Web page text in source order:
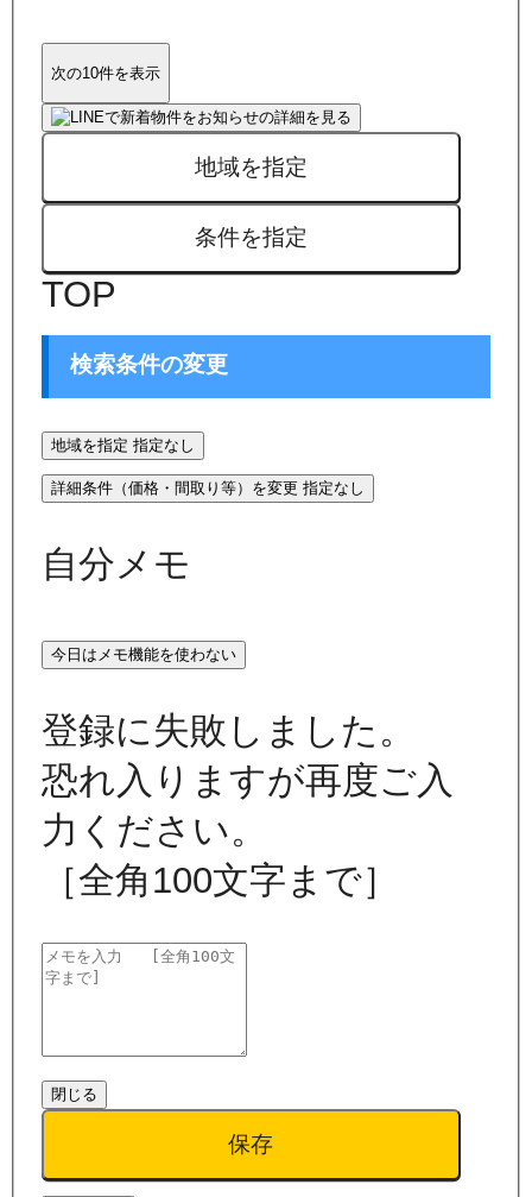
次の10件を表示
地域を指定
条件を指定
TOP
検索条件の変更
地域を指定 指定なし
詳細条件（価格・間取り等）を変更 指定なし
自分メモ
今日はメモ機能を使わない
登録に失敗しました。
恐れ入りますが再度ご入
力ください。
［全角100文字まで］
閉じる
保存